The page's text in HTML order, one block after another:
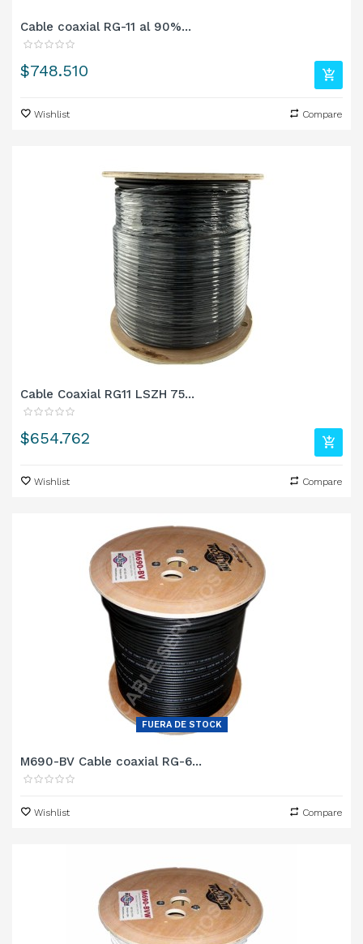
Cable coaxial RG-11 al 90%...
Precio
$748.510
Wishlist Compare
Cable Coaxial RG11 LSZH 75...
Precio
$654.762
Wishlist Compare
FUERA DE STOCK
M690-BV Cable coaxial RG-6...
Wishlist Compare